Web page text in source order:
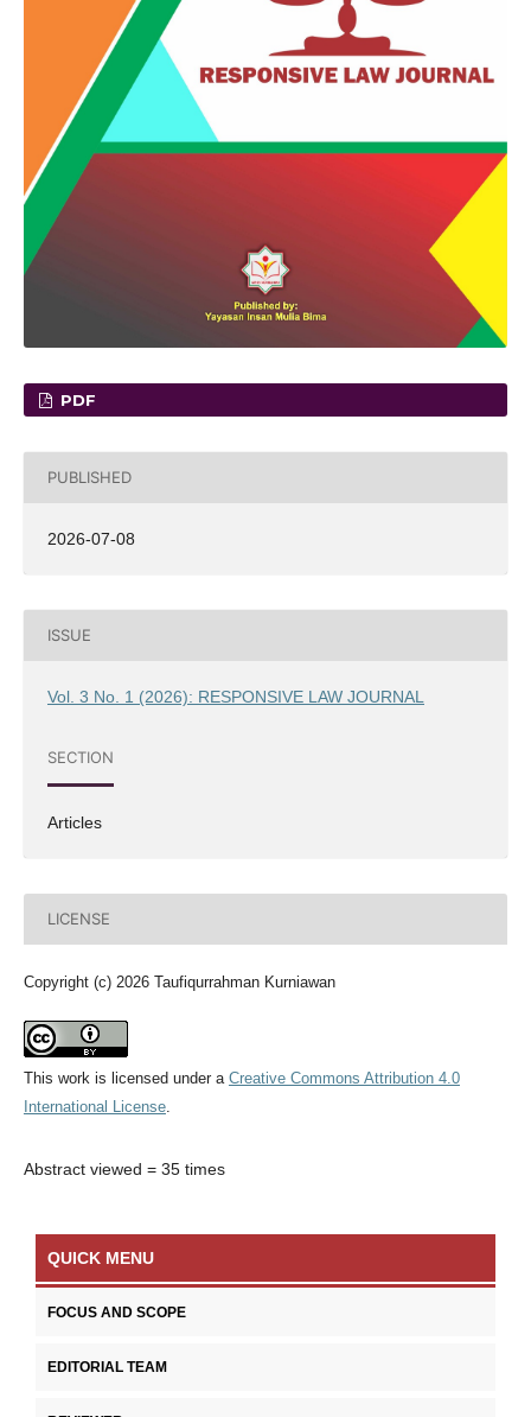
PDF
PUBLISHED
2026-07-08
ISSUE
Vol. 3 No. 1 (2026): RESPONSIVE LAW JOURNAL
SECTION
Articles
LICENSE
Copyright (c) 2026 Taufiqurrahman Kurniawan
This work is licensed under a Creative Commons Attribution 4.0
International License.
Abstract viewed = 35 times
QUICK MENU
FOCUS AND SCOPE
EDITORIAL TEAM